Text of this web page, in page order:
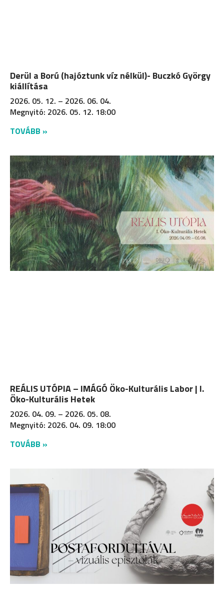
Derül a Ború (hajóztunk víz nélkül)- Buczkó György
kiállítása
2026. 05. 12. – 2026. 06. 04.
Megnyitó: 2026. 05. 12. 18:00
TOVÁBB »
REÁLIS UTÓPIA – IMÁGÓ Öko-Kulturális Labor | I.
Öko-Kulturális Hetek
2026. 04. 09. – 2026. 05. 08.
Megnyitó: 2026. 04. 09. 18:00
TOVÁBB »